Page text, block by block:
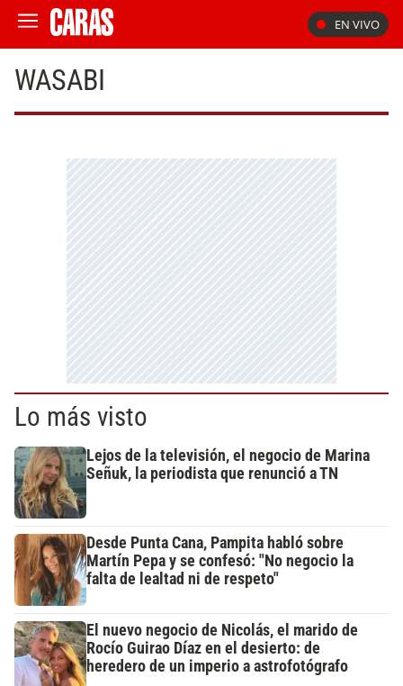
EN VIVO
WASABI
Lo más visto
Lejos de la televisión, el negocio de Marina
Señuk, la periodista que renunció a TN
Desde Punta Cana, Pampita habló sobre
Martín Pepa y se confesó: "No negocio la
falta de lealtad ni de respeto"
El nuevo negocio de Nicolás, el marido de
Rocío Guirao Díaz en el desierto: de
heredero de un imperio a astrofotógrafo